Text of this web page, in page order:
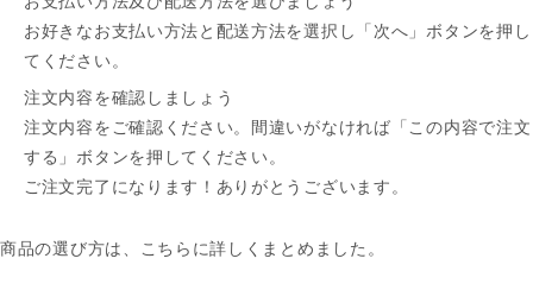
お好きなお支払い方法と配送方法を選択し「次へ」ボタンを押し
てください。
注文内容を確認しましょう
注文内容をご確認ください。間違いがなければ「この内容で注文
する」ボタンを押してください。
ご注文完了になります！ありがとうございます。
商品の選び方は、こちらに詳しくまとめました。